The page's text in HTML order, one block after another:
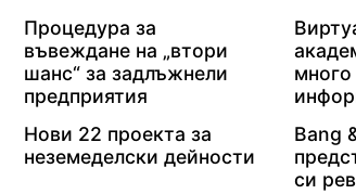
Процедура за
въвеждане на „втори
шанс“ за задлъжнели
предприятия
много
Нови 22 проекта за
неземеделски дейности
Bang
си